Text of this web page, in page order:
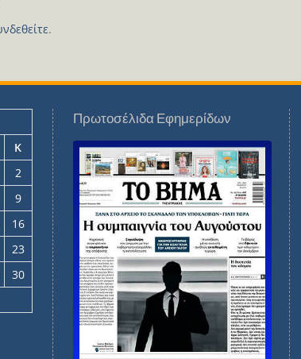
.
Κ
2
9
16
23
30
Πρωτοσέλιδα Εφημερίδων